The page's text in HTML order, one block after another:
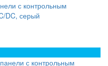
с контрольным
DC, серый